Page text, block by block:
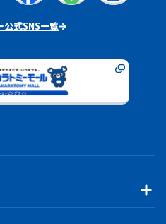
公式SNS一覧